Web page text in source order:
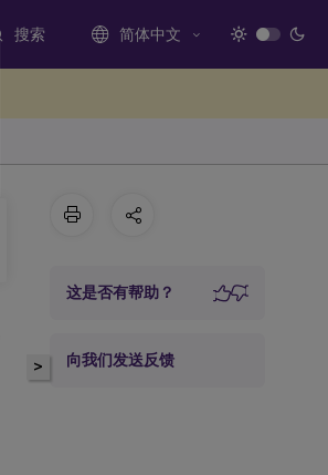
搜索 简体中文
>
这是否有帮助？
向我们发送反馈